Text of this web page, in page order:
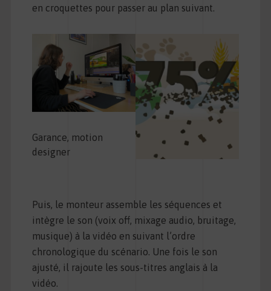
en croquettes pour passer au plan suivant.
Garance, motion
designer
Puis, le monteur assemble les séquences et
intègre le son (voix off, mixage audio, bruitage,
musique) à la vidéo en suivant l’ordre
chronologique du scénario. Une fois le son
ajusté, il rajoute les sous-titres anglais à la
vidéo.